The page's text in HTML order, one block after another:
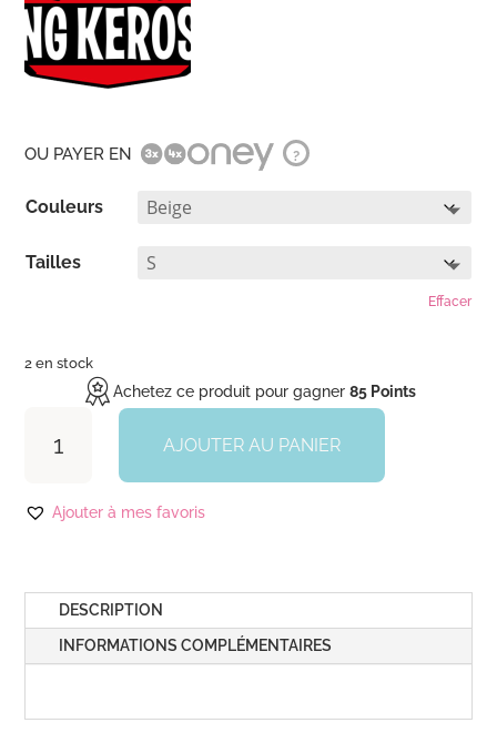
OU PAYER EN ?
Couleurs
Tailles
Effacer
2 en stock
Achetez ce produit pour gagner 85 Points
Homme
AJOUTER AU PANIER
Ajouter à mes favoris
DESCRIPTION
INFORMATIONS COMPLÉMENTAIRES